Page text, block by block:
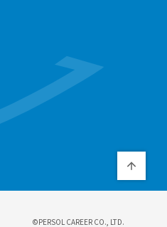
©PERSOL CAREER CO., LTD.